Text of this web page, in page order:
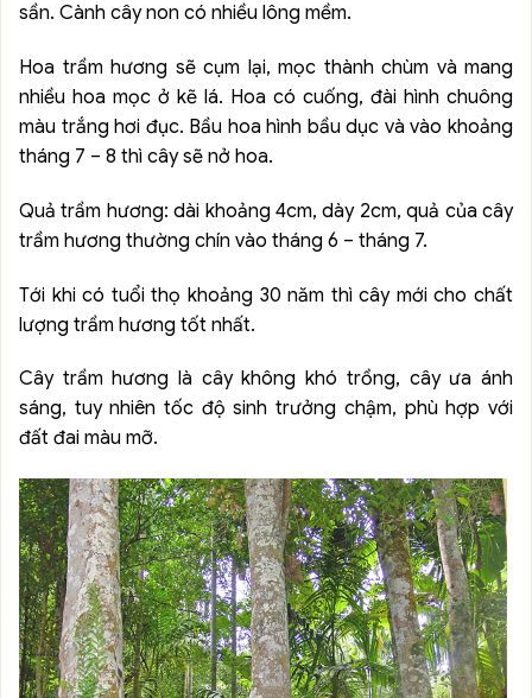
sần. Cành cây non có nhiều lông mềm.
Hoa trầm hương sẽ cụm lại, mọc thành chùm và mang
nhiều hoa mọc ở kẽ lá. Hoa có cuống, đài hình chuông
màu trắng hơi đục. Bầu hoa hình bầu dục và vào khoảng
tháng 7 – 8 thì cây sẽ nở hoa.
Quả trầm hương: dài khoảng 4cm, dày 2cm, quả của cây
trầm hương thường chín vào tháng 6 – tháng 7.
Tới khi có tuổi thọ khoảng 30 năm thì cây mới cho chất
lượng trầm hương tốt nhất.
Cây trầm hương là cây không khó trồng, cây ưa ánh
sáng, tuy nhiên tốc độ sinh trưởng chậm, phù hợp với
đất đai màu mỡ.